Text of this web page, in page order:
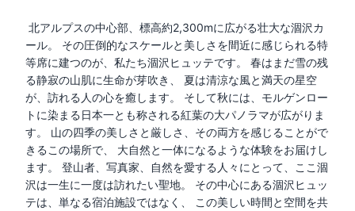
北アルプスの中心部、標高約2,300mに広がる壮大な涸沢カ
ール。 その圧倒的なスケールと美しさを間近に感じられる特
等席に建つのが、私たち涸沢ヒュッテです。 春はまだ雪の残
る静寂の山肌に生命が芽吹き、 夏は清涼な風と満天の星空
が、訪れる人の心を癒します。 そして秋には、モルゲンロー
トに染まる日本一とも称される紅葉の大パノラマが広がりま
す。 山の四季の美しさと厳しさ、その両方を感じることがで
きるこの場所で、 大自然と一体になるような体験をお届けし
ます。 登山者、写真家、自然を愛する人々にとって、ここ涸
沢は一生に一度は訪れたい聖地。 その中心にある涸沢ヒュッ
テは、単なる宿泊施設ではなく、 この美しい時間と空間を共